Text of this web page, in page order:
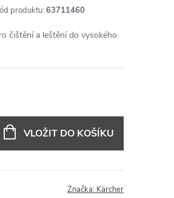
produktu: 63711460
čištění a leštění do vysokého
VLOŽIT DO KOŠÍKU
Značka: Kärcher